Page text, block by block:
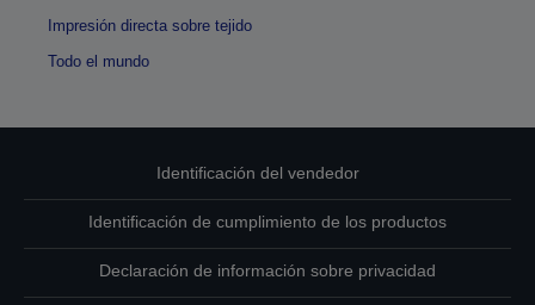
Impresión directa sobre tejido
Todo el mundo
Identificación del vendedor
Identificación de cumplimiento de los productos
Declaración de información sobre privacidad